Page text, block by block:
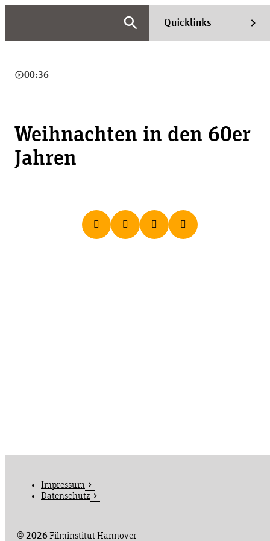
search Quicklinks chevron_right
play_circle_outline00:36
Weihnachten in den 60er
Jahren
© 2026Filminstitut Hannover
Impressum
Datenschutz